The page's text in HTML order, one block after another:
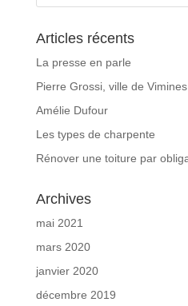
Articles récents
La presse en parle
Pierre Grossi, ville de Vimines
Amélie Dufour
Les types de charpente
Rénover une toiture par
Archives
mai 2021
mars 2020
janvier 2020
décembre 2019